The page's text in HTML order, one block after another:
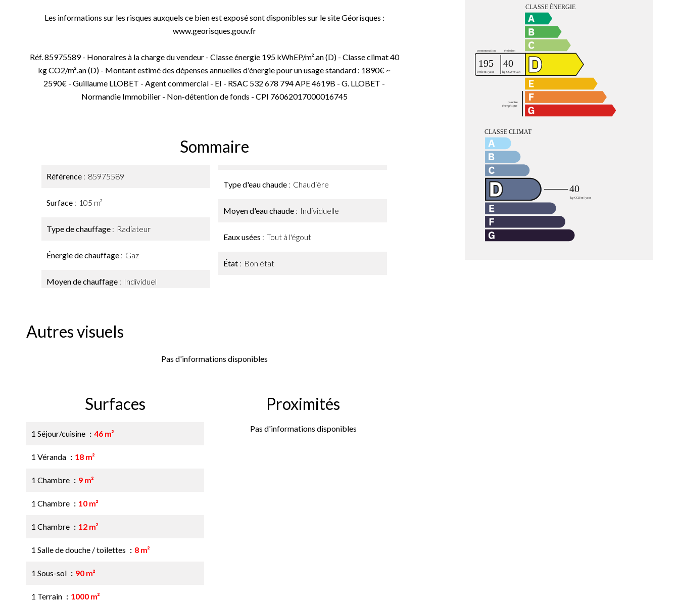
Les informations sur les risques auxquels ce bien est exposé sont disponibles sur le site Géorisques :
www.georisques.gouv.fr
Réf. 85975589 - Honoraires à la charge du vendeur - Classe énergie 195 kWhEP/m².an (D) - Classe climat 40
kg CO2/m².an (D) - Montant estimé des dépenses annuelles d'énergie pour un usage standard : 1890€ ~
2590€ - Guillaume LLOBET - Agent commercial - EI - RSAC 532 678 794 APE 4619B - G. LLOBET -
Normandie Immobilier - Non-détention de fonds - CPI 76062017000016745
Sommaire
Référence 85975589
Surface 105 m²
Type de chauffage Radiateur
Énergie de chauffage Gaz
Moyen de chauffage Individuel
Type d'eau chaude Chaudière
Moyen d'eau chaude Individuelle
Eaux usées Tout à l'égout
État Bon état
Autres visuels
Pas d'informations disponibles
Surfaces
1 Séjour/cuisine 46 m²
1 Véranda 18 m²
1 Chambre 9 m²
1 Chambre 10 m²
1 Chambre 12 m²
1 Salle de douche / toilettes 8 m²
1 Sous-sol 90 m²
1 Terrain 1000 m²
Proximités
Pas d'informations disponibles